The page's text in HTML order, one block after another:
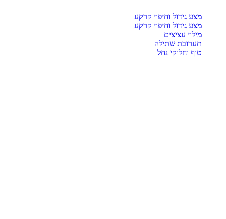
מצע גידול וחיפוי קרקע
מצע גידול וחיפוי קרקע
מילוי עציצים
תערובת שתילה
טוף וחלוקי נחל